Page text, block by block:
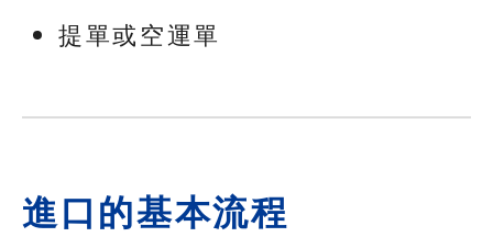
提單或空運單
進口的基本流程